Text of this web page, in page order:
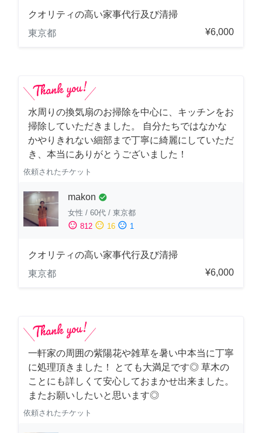
クオリティの高い家事代行及び清掃
東京都
¥6,000
水周りの換気扇のお掃除を中心に、キッチンをお
掃除していただきました。 自分たちではなかな
かやりきれない細部まで丁寧に綺麗にしていただ
き、本当にありがとうございました！
依頼されたチケット
makon check_circle
女性 / 60代 / 東京都
sentiment_satisfied 812 sentiment_neutral 16 sentiment_dissatisfied 1
クオリティの高い家事代行及び清掃
東京都
¥6,000
一軒家の周囲の紫陽花や雑草を暑い中本当に丁寧
に処理頂きました！ とても大満足です◎ 草木の
ことにも詳しくて安心しておまかせ出来ました。
またお願いしたいと思います◎
依頼されたチケット